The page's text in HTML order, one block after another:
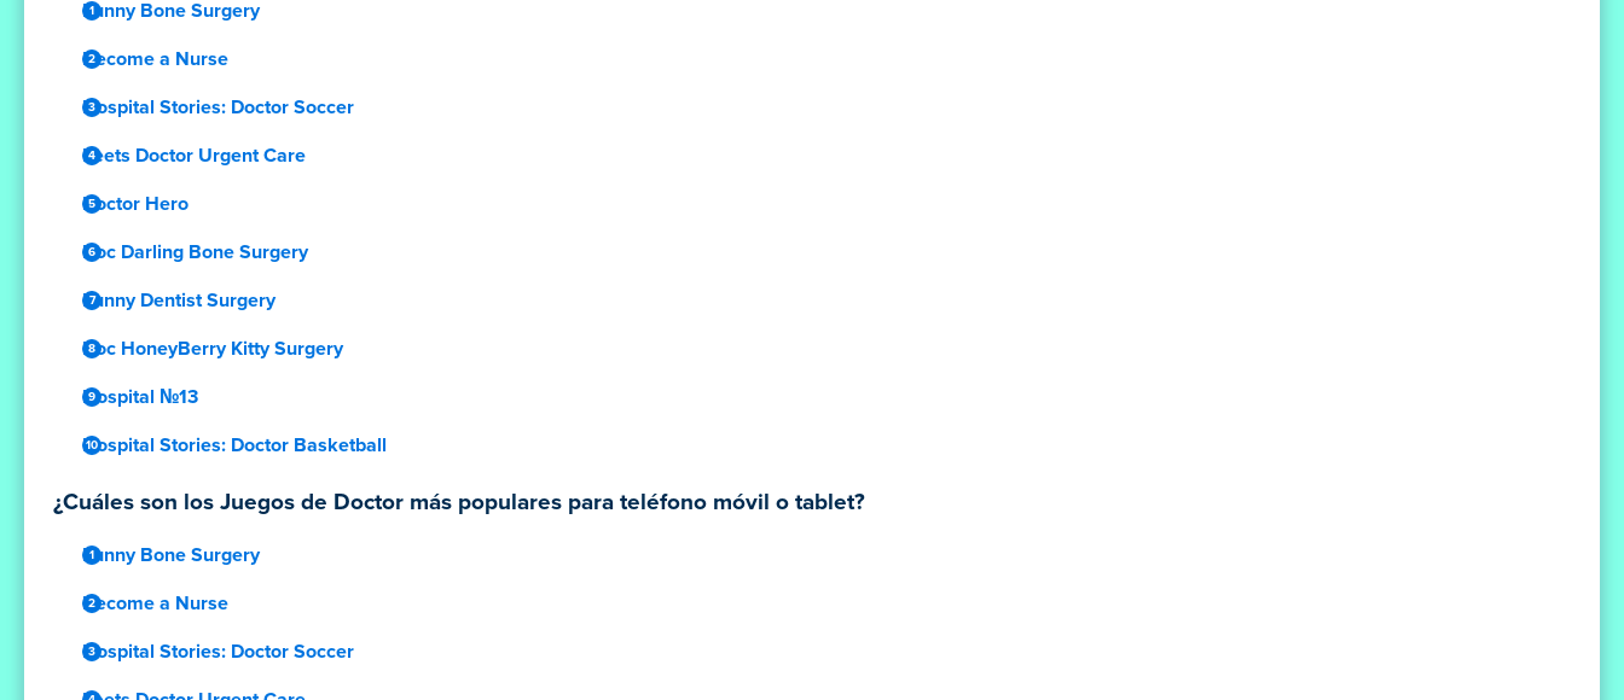
Funny Bone Surgery
Become a Nurse
Hospital Stories: Doctor Soccer
Feets Doctor Urgent Care
Doctor Hero
Doc Darling Bone Surgery
Funny Dentist Surgery
Doc HoneyBerry Kitty Surgery
Hospital №13
Hospital Stories: Doctor Basketball
¿Cuáles son los Juegos de Doctor más populares para teléfono móvil o tablet?
Funny Bone Surgery
Become a Nurse
Hospital Stories: Doctor Soccer